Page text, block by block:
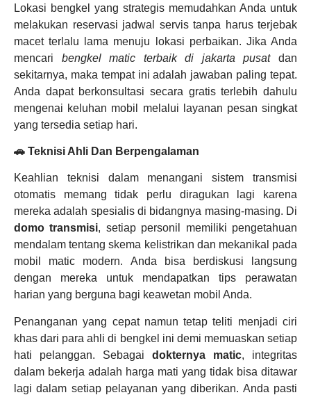
Lokasi bengkel yang strategis memudahkan Anda untuk
melakukan reservasi jadwal servis tanpa harus terjebak
macet terlalu lama menuju lokasi perbaikan. Jika Anda
mencari bengkel matic terbaik di jakarta pusatdan
sekitarnya, maka tempat ini adalah jawaban paling tepat.
Anda dapat berkonsultasi secara gratis terlebih dahulu
mengenai keluhan mobil melalui layanan pesan singkat
yang tersedia setiap hari.
🚗 Teknisi Ahli Dan Berpengalaman
Keahlian teknisi dalam menangani sistem transmisi
otomatis memang tidak perlu diragukan lagi karena
mereka adalah spesialis di bidangnya masing-masing. Di
domo transmisi, setiap personil memiliki pengetahuan
mendalam tentang skema kelistrikan dan mekanikal pada
mobil matic modern. Anda bisa berdiskusi langsung
dengan mereka untuk mendapatkan tips perawatan
harian yang berguna bagi keawetan mobil Anda.
Penanganan yang cepat namun tetap teliti menjadi ciri
khas dari para ahli di bengkel ini demi memuaskan setiap
hati pelanggan. Sebagai dokternya matic, integritas
dalam bekerja adalah harga mati yang tidak bisa ditawar
lagi dalam setiap pelayanan yang diberikan. Anda pasti